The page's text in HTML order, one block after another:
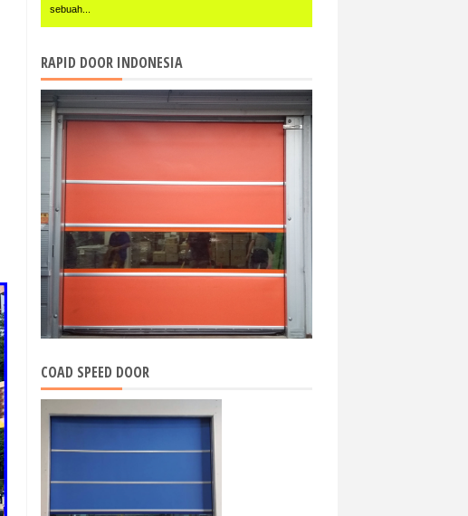
sebuah...
RAPID DOOR INDONESIA
COAD SPEED DOOR